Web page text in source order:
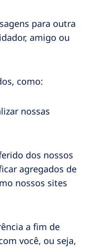
para outra
amigo ou
como:
nossas
dos nossos
agregados de
nossos sites
a fim de
você, ou seja,